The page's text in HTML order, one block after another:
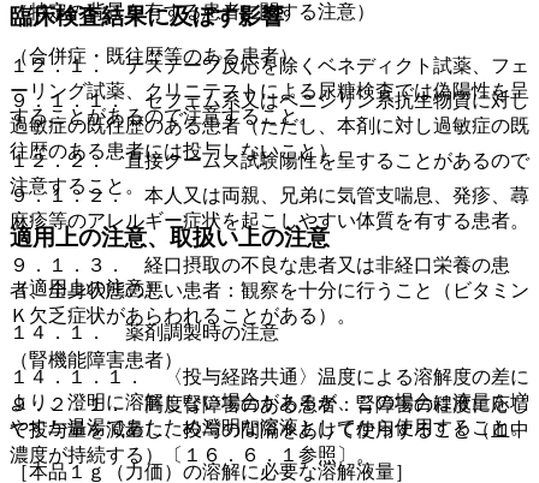
臨床検査結果に及ぼす影響
１２．１． テステープ反応を除くベネディクト試薬、フェ
ーリング試薬、クリニテストによる尿糖検査では偽陽性を呈
することがあるので注意すること。
１２．２． 直接クームス試験陽性を呈することがあるので
注意すること。
適用上の注意、取扱い上の注意
（適用上の注意）
１４．１． 薬剤調製時の注意
１４．１．１． 〈投与経路共通〉温度による溶解度の差に
より、澄明に溶解しない場合があるが、この場合は液量を増
やすか温湯であたため澄明な溶液としてから使用すること。
［本品１ｇ（力価）の溶解に必要な溶解液量］
（特定の背景を有する患者に関する注意）
（合併症・既往歴等のある患者）
９．１．１． セフェム系又はペニシリン系抗生物質に対し
過敏症の既往歴のある患者（ただし、本剤に対し過敏症の既
往歴のある患者には投与しないこと）。
９．１．２． 本人又は両親、兄弟に気管支喘息、発疹、蕁
麻疹等のアレルギー症状を起こしやすい体質を有する患者。
９．１．３． 経口摂取の不良な患者又は非経口栄養の患
者、全身状態の悪い患者：観察を十分に行うこと（ビタミン
Ｋ欠乏症状があらわれることがある）。
（腎機能障害患者）
９．２．１． 高度腎障害のある患者：腎障害の程度に応じ
て投与量を減量し、投与の間隔をあけて使用すること（血中
濃度が持続する）〔１６．６．１参照〕。